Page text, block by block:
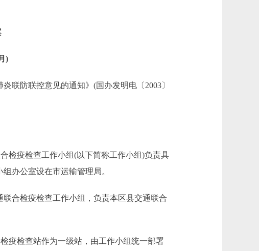
)
防联控意见的通知》(国办发明电〔2003〕
疫检查工作小组(以下简称工作小组)负责具
办公室设在市运输管理局。
合检疫检查工作小组，负责本区县交通联合
疫检查站作为一级站，由工作小组统一部署